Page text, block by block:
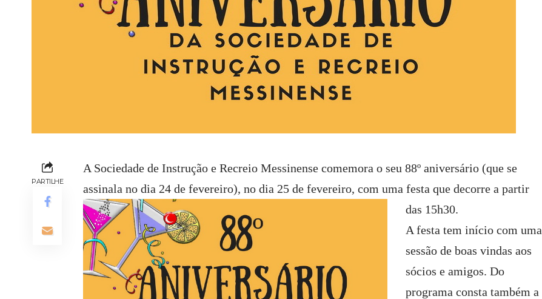
PARTILHE
A Sociedade de Instrução e Recreio Messinense comemora o seu 88º aniversário (que se
assinala no dia 24 de fevereiro), no dia 25 de fevereiro, com uma festa que decorre a partir
das 15h30.
A festa tem início com uma
sessão de boas vindas aos
sócios e amigos. Do
programa consta também a